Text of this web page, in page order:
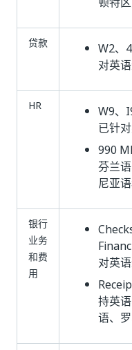
贷款
W2、
对英
HR
W9、
已针
990
芬兰
尼亚
银行
业务
和费
用
对英
持英
语、